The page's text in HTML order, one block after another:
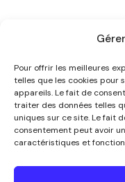
Pour offrir les meilleures
telles que les cookies pour
appareils. Le fait de
traiter des données telles
uniques sur ce site. Le fait
consentement peut avoir
caractéristiques et
AMILCAR TRAVEL
CLUB AMILCAR,
AGENCE MEDIANE
CONTACT
NOUS CONTACTER